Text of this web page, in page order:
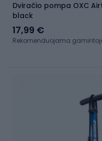
Dviračio pompa OXC
black
17,99 €
Rekomenduojama